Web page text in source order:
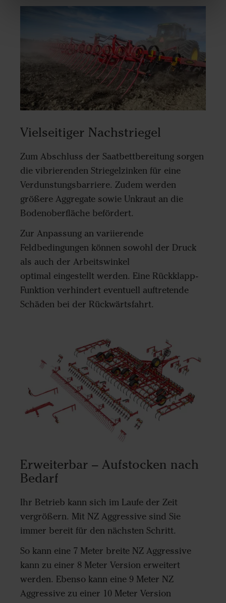
Vielseitiger Nachstriegel
Zum Abschluss der Saatbettbereitung sorgen
die vibrierenden Striegelzinken für eine
Verdunstungsbarriere. Zudem werden
größere Aggregate sowie Unkraut an die
Bodenoberfläche befördert.
Zur Anpassung an variierende
Feldbedingungen können sowohl der Druck
als auch der Arbeitswinkel
optimal eingestellt werden. Eine Rückklapp-
Funktion verhindert eventuell auftretende
Schäden bei der Rückwärtsfahrt.
Erweiterbar – Aufstocken nach
Bedarf
Ihr Betrieb kann sich im Laufe der Zeit
vergrößern. Mit NZ Aggressive sind Sie
immer bereit für den nächsten Schritt.
So kann eine 7 Meter breite NZ Aggressive
kann zu einer 8 Meter Version erweitert
werden. Ebenso kann eine 9 Meter NZ
Aggressive zu einer 10 Meter Version